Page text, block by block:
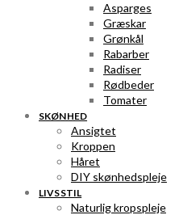
Asparges
Græskar
Grønkål
Rabarber
Radiser
Rødbeder
Tomater
SKØNHED
Ansigtet
Kroppen
Håret
DIY skønhedspleje
LIVSSTIL
Naturlig kropspleje